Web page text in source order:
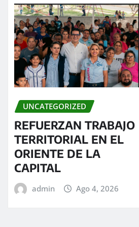
UNCATEGORIZED
REFUERZAN TRABAJO
TERRITORIAL EN EL
ORIENTE DE LA
CAPITAL
admin Ago 4, 2026